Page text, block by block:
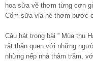
hoa sữa về thơm từng cơn
Cốm sữa vỉa hè thơm bước
Câu hát trong bài ” Mùa thu
rất thân quen với những
những nếp nhà thâm trầm,